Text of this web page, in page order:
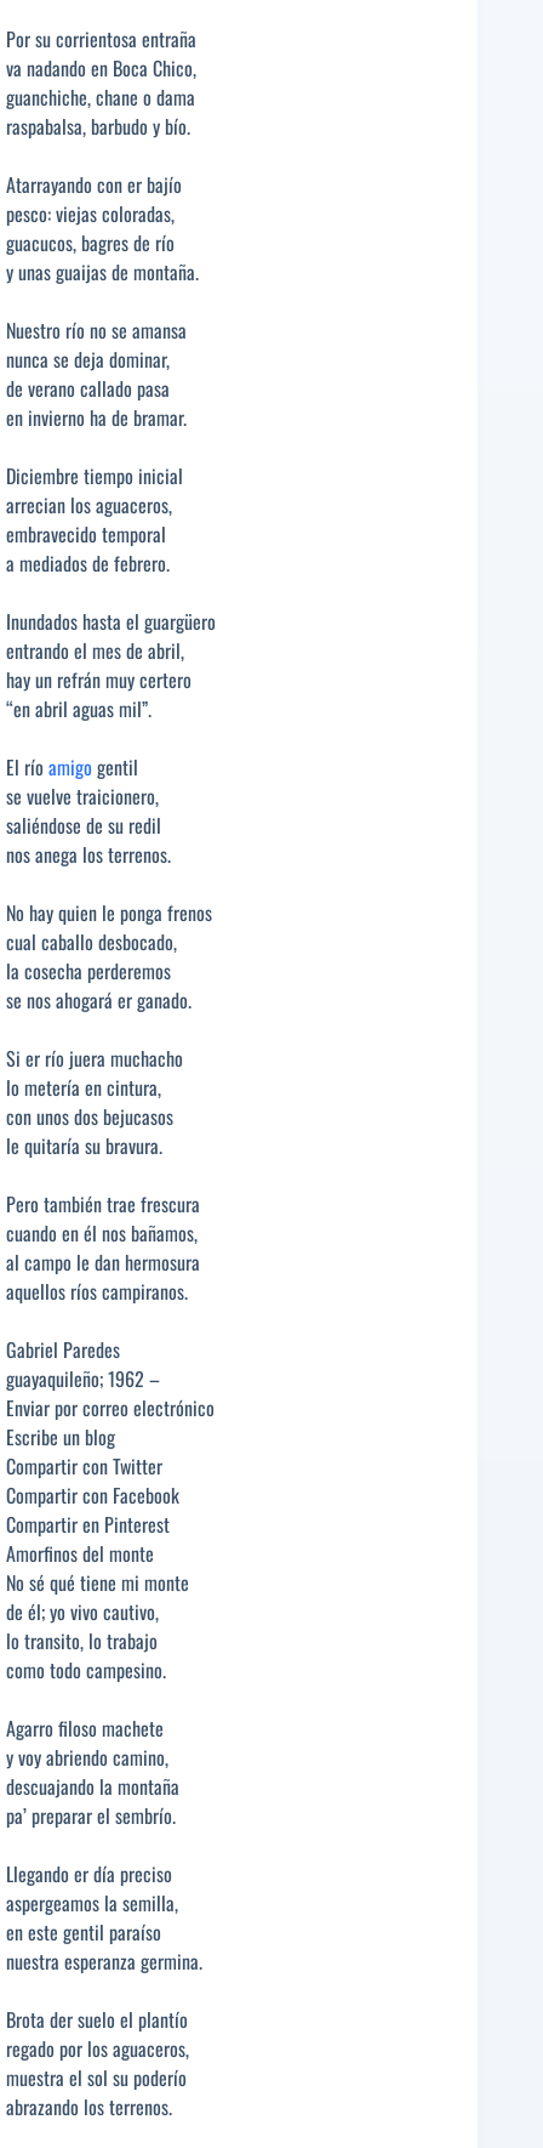
Por su corrientosa entraña
va nadando en Boca Chico,
guanchiche, chane o dama
raspabalsa, barbudo y bío.
Atarrayando con er bajío
pesco: viejas coloradas,
guacucos, bagres de río
y unas guaijas de montaña.
Nuestro río no se amansa
nunca se deja dominar,
de verano callado pasa
en invierno ha de bramar.
Diciembre tiempo inicial
arrecian los aguaceros,
embravecido temporal
a mediados de febrero.
Inundados hasta el guargüero
entrando el mes de abril,
hay un refrán muy certero
“en abril aguas mil”.
El río amigo gentil
se vuelve traicionero,
saliéndose de su redil
nos anega los terrenos.
No hay quien le ponga frenos
cual caballo desbocado,
la cosecha perderemos
se nos ahogará er ganado.
Si er río juera muchacho
lo metería en cintura,
con unos dos bejucasos
le quitaría su bravura.
Pero también trae frescura
cuando en él nos bañamos,
al campo le dan hermosura
aquellos ríos campiranos.
Gabriel Paredes
guayaquileño; 1962 –
Enviar por correo electrónico
Escribe un blog
Compartir con Twitter
Compartir con Facebook
Compartir en Pinterest
Amorfinos del monte
No sé qué tiene mi monte
de él; yo vivo cautivo,
lo transito, lo trabajo
como todo campesino.
Agarro filoso machete
y voy abriendo camino,
descuajando la montaña
pa’ preparar el sembrío.
Llegando er día preciso
aspergeamos la semilla,
en este gentil paraíso
nuestra esperanza germina.
Brota der suelo el plantío
regado por los aguaceros,
muestra el sol su poderío
abrazando los terrenos.